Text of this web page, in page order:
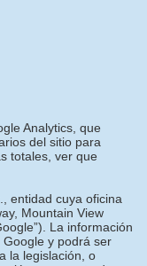
Analytics, que
del sitio para
totales, ver que
entidad cuya oficina
Mountain View
La información
y podrá ser
la legislación, o